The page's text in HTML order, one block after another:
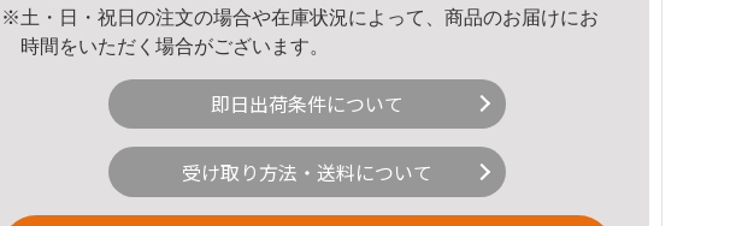
※土・日・祝日の注文の場合や在庫状況によって、商品のお届けにお
時間をいただく場合がございます。
即日出荷条件について
受け取り方法・送料について